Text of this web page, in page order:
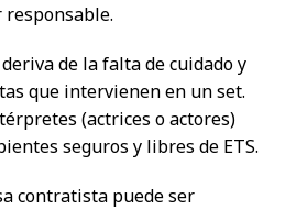
de la falta de cuidado y
que intervienen en un set.
(actrices o actores)
seguros y libres de ETS.
contratista puede ser